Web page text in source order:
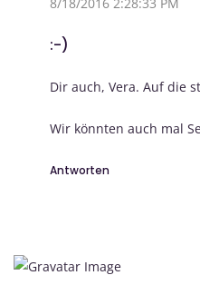
:-)
Dir auch, Vera. Auf die
Wir könnten auch mal
Antworten